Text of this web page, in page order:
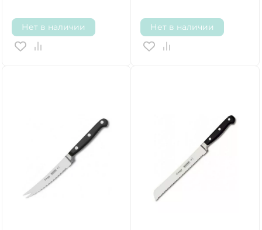
Нет в наличии Нет в наличии